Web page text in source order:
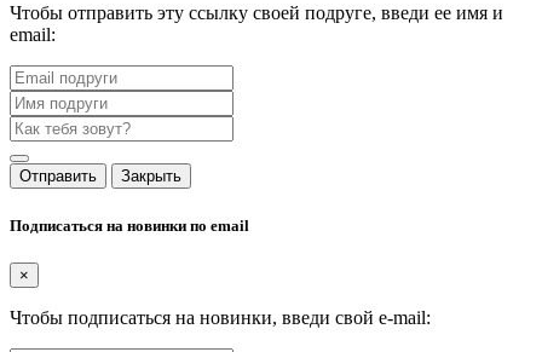
Чтобы отправить эту ссылку своей подруге, введи ее имя и
email:
Отправить Закрыть
Подписаться на новинки по email
×
Чтобы подписаться на новинки, введи свой e-mail: